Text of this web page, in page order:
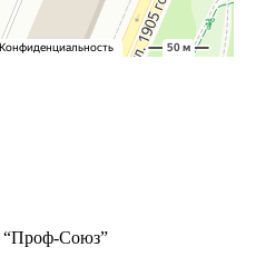
Союз”